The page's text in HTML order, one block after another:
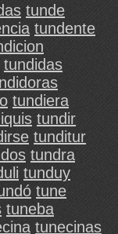
tunde
tundente
tundidas
tundiera
tundir
tunditur
tundra
tunduy
tune
tuneba
tunecinas